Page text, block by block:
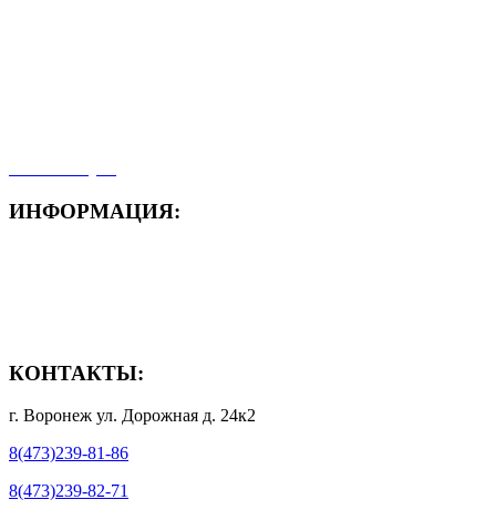
ИНФОРМАЦИЯ:
КОНТАКТЫ:
г. Воронеж ул. Дорожная д. 24к2
8(473)239-81-86
8(473)239-82-71